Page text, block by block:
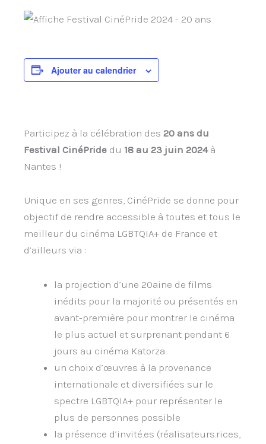
Ajouter au calendrier
Participez à la célébration des 20 ans du
Festival CinéPride du 18 au 23 juin 2024 à
Nantes !
Unique en ses genres, CinéPride se donne pour
objectif de rendre accessible à toutes et tous le
meilleur du cinéma LGBTQIA+ de France et
d’ailleurs via :
la projection d’une 20aine de films
inédits pour la majorité ou présentés en
avant-première pour montrer le cinéma
le plus actuel et surprenant pendant 6
jours au cinéma Katorza
un choix d’œuvres à la provenance
internationale et diversifiées sur le
spectre LGBTQIA+ pour représenter le
plus de personnes possible
la présence d’invité.es (réalisateurs.rices,